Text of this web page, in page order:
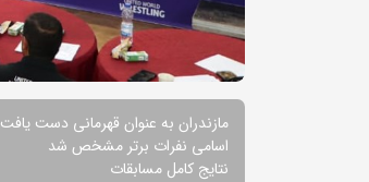
مازندران به عنوان قهرمانی دست یافت
اسامی نفرات برتر مشخص شد
نتایج کامل مسابقات